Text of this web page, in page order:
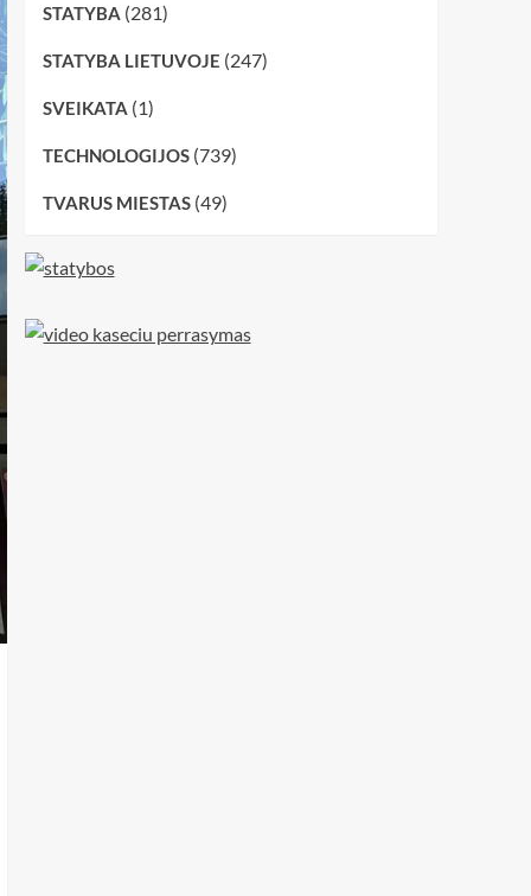
STATYBA (281)
STATYBA LIETUVOJE (247)
SVEIKATA (1)
TECHNOLOGIJOS(739)
TVARUS MIESTAS(49)